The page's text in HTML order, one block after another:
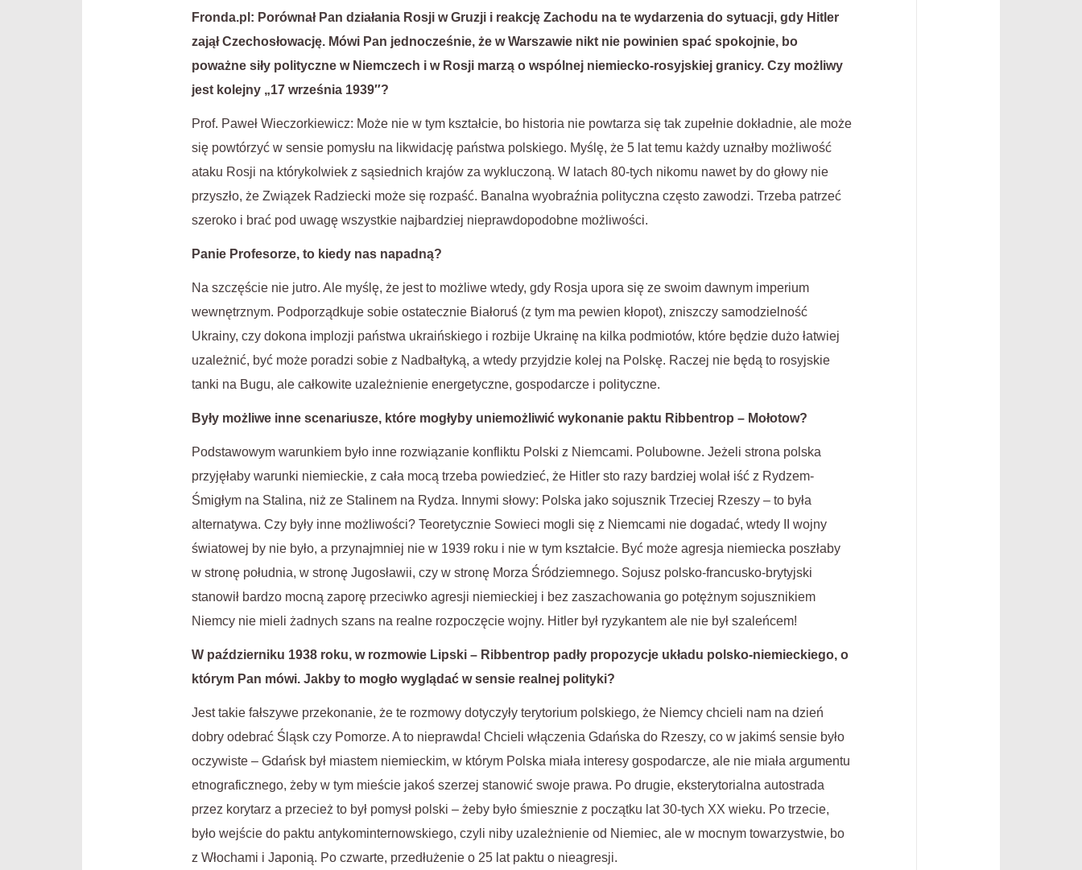
Fronda.pl: Porównał Pan działania Rosji w Gruzji i reakcję Zachodu na te wydarzenia do sytuacji, gdy Hitler
zajął Czechosłowację. Mówi Pan jednocześnie, że w Warszawie nikt nie powinien spać spokojnie, bo
poważne siły polityczne w Niemczech i w Rosji marzą o wspólnej niemiecko-rosyjskiej granicy. Czy możliwy
jest kolejny „17 września 1939″?
Prof. Paweł Wieczorkiewicz: Może nie w tym kształcie, bo historia nie powtarza się tak zupełnie dokładnie, ale może
się powtórzyć w sensie pomysłu na likwidację państwa polskiego. Myślę, że 5 lat temu każdy uznałby możliwość
ataku Rosji na którykolwiek z sąsiednich krajów za wykluczoną. W latach 80-tych nikomu nawet by do głowy nie
przyszło, że Związek Radziecki może się rozpaść. Banalna wyobraźnia polityczna często zawodzi. Trzeba patrzeć
szeroko i brać pod uwagę wszystkie najbardziej nieprawdopodobne możliwości.
Panie Profesorze, to kiedy nas napadną?
Na szczęście nie jutro. Ale myślę, że jest to możliwe wtedy, gdy Rosja upora się ze swoim dawnym imperium
wewnętrznym. Podporządkuje sobie ostatecznie Białoruś (z tym ma pewien kłopot), zniszczy samodzielność
Ukrainy, czy dokona implozji państwa ukraińskiego i rozbije Ukrainę na kilka podmiotów, które będzie dużo łatwiej
uzależnić, być może poradzi sobie z Nadbałtyką, a wtedy przyjdzie kolej na Polskę. Raczej nie będą to rosyjskie
tanki na Bugu, ale całkowite uzależnienie energetyczne, gospodarcze i polityczne.
Były możliwe inne scenariusze, które mogłyby uniemożliwić wykonanie paktu Ribbentrop – Mołotow?
Podstawowym warunkiem było inne rozwiązanie konfliktu Polski z Niemcami. Polubowne. Jeżeli strona polska
przyjęłaby warunki niemieckie, z cała mocą trzeba powiedzieć, że Hitler sto razy bardziej wolał iść z Rydzem-
Śmigłym na Stalina, niż ze Stalinem na Rydza. Innymi słowy: Polska jako sojusznik Trzeciej Rzeszy – to była
alternatywa. Czy były inne możliwości? Teoretycznie Sowieci mogli się z Niemcami nie dogadać, wtedy II wojny
światowej by nie było, a przynajmniej nie w 1939 roku i nie w tym kształcie. Być może agresja niemiecka poszłaby
w stronę południa, w stronę Jugosławii, czy w stronę Morza Śródziemnego. Sojusz polsko-francusko-brytyjski
stanowił bardzo mocną zaporę przeciwko agresji niemieckiej i bez zaszachowania go potężnym sojusznikiem
Niemcy nie mieli żadnych szans na realne rozpoczęcie wojny. Hitler był ryzykantem ale nie był szaleńcem!
W październiku 1938 roku, w rozmowie Lipski – Ribbentrop padły propozycje układu polsko-niemieckiego, o
którym Pan mówi. Jakby to mogło wyglądać w sensie realnej polityki?
Jest takie fałszywe przekonanie, że te rozmowy dotyczyły terytorium polskiego, że Niemcy chcieli nam na dzień
dobry odebrać Śląsk czy Pomorze. A to nieprawda! Chcieli włączenia Gdańska do Rzeszy, co w jakimś sensie było
oczywiste – Gdańsk był miastem niemieckim, w którym Polska miała interesy gospodarcze, ale nie miała argumentu
etnograficznego, żeby w tym mieście jakoś szerzej stanowić swoje prawa. Po drugie, eksterytorialna autostrada
przez korytarz a przecież to był pomysł polski – żeby było śmiesznie z początku lat 30-tych XX wieku. Po trzecie,
było wejście do paktu antykominternowskiego, czyli niby uzależnienie od Niemiec, ale w mocnym towarzystwie, bo
z Włochami i Japonią. Po czwarte, przedłużenie o 25 lat paktu o nieagresji.